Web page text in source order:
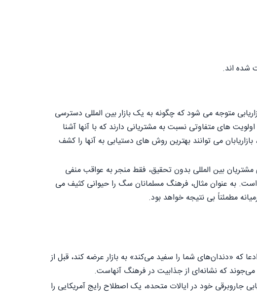
شده اند.
متوجه می شود که چگونه به یک بازار بین المللی دسترسی
های متفاوتی نسبت به مشتریانی دارند که با آنها آشنا
می توانند بهترین روش های دستیابی به آنها را کشف
مشتریان بین المللی بدون تحقیق، فقط منجر به عواقب منفی
به عنوان مثال، فرهنگ مسلمانان سگ را حیوانی کثیف می
مطمئناً بی نتیجه خواهد بود.
که «دندان‌های شما را سفید می‌کند» به بازار عرضه کند، قبل از
می‌جوند که نشانه‌ای از جذابیت در فرهنگ آنهاست.
جاروبرقی خود در ایالات متحده، یک اصطلاح رایج آمریکایی را